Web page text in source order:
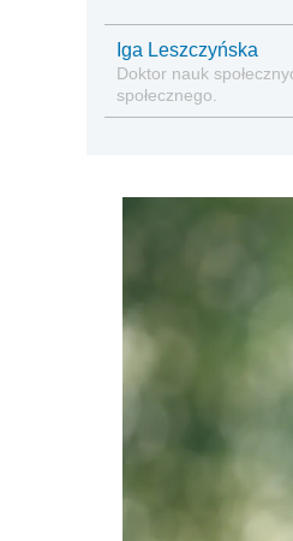
Iga Leszczyńska
Doktor nauk
społecznego.